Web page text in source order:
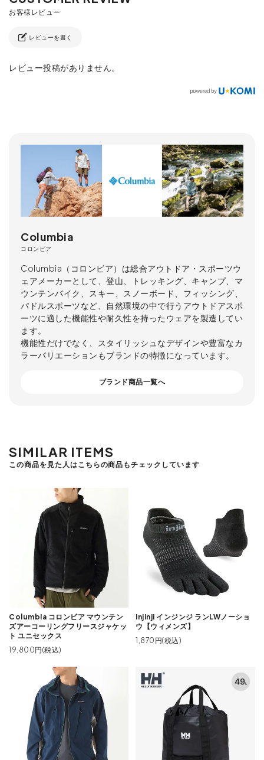
レビューを書く
レビュー投稿がありません。
Columbia
コロンビア
Columbia（コロンビア）は総合アウトドア・スポーツウ
ェアメーカーとして、登山、トレッキング、キャンプ、マ
ウンテンバイク、スキー、スノーボード、フィッシング、
パドルスポーツなど、自然環境の中で行うアウトドアスポ
ーツに適した機能性や耐久性を持ったウェアを製造してい
ます。
機能性だけでなく、スタイリッシュなデザインや豊富なカ
ラーバリエーションもブランドの特徴になっています。
ブランド商品一覧へ
SIMILAR ITEMS
この商品を見た人はこちらの商品もチェックしています
Columbia コロンビア マウンテン
ズアーコーリングフリースジャケッ
ト ユニセックス
19,800円(税込)
injinji インジンジ ランLWノーショ
ウ【ウィメンズ】
1,870円(税込)